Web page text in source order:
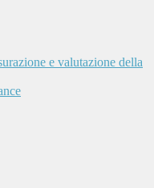
e valutazione della